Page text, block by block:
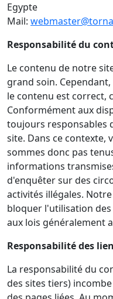
Egypte
Mail:
Responsabilité du
Le contenu de notre
grand soin.
le contenu est correct,
Conformément aux
toujours responsables
site. Dans ce contexte,
sommes donc pas
informations
d'enquêter sur des
activités illégales.
bloquer l'utilisation
aux lois généralement
Responsabilité des
La responsabilité du
des sites tiers)